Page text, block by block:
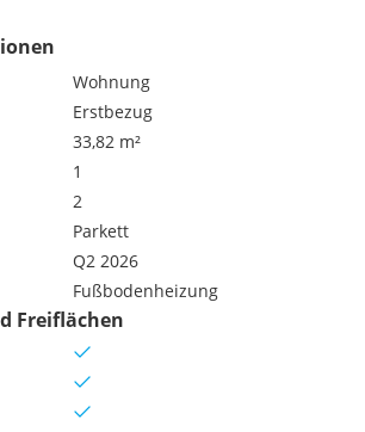
Wohnung
Erstbezug
33,82 m²
1
2
Parkett
Q2 2026
Fußbodenheizung
Freiflächen